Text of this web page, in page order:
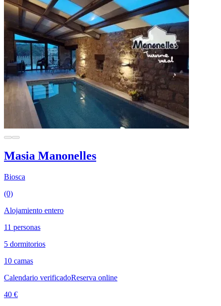
Masia Manonelles
Biosca
(0)
Alojamiento entero
11 personas
5 dormitorios
10 camas
Calendario verificadoReserva online
40 €